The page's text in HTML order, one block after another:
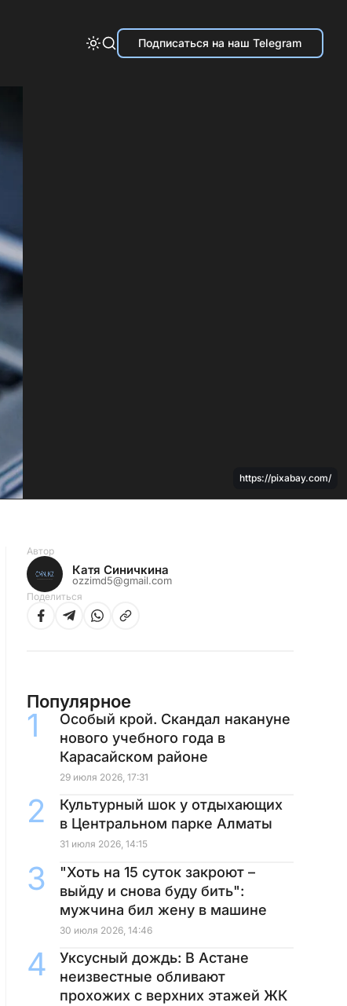
Подписаться на наш Telegram
https://pixabay.com/
Автор
Катя Синичкина
ozzimd5@gmail.com
Поделиться
Популярное
Особый крой. Скандал накануне
нового учебного года в
Карасайском районе
29 июля 2026, 17:31
Культурный шок у отдыхающих
в Центральном парке Алматы
31 июля 2026, 14:15
"Хоть на 15 суток закроют –
выйду и снова буду бить":
мужчина бил жену в машине
30 июля 2026, 14:46
Уксусный дождь: В Астане
неизвестные обливают
прохожих с верхних этажей ЖК